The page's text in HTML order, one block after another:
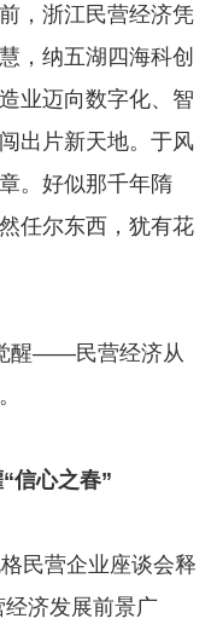
，浙江民营经济凭
，纳五湖四海科创
业迈向数字化、智
出片新天地。于风
。好似那千年隋
任尔东西，犹有花
醒——民营经济从
信心之春”
民营企业座谈会释
经济发展前景广